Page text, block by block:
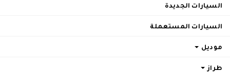
السيارات الجديدة
السيارات المستعملة
موديل
طراز